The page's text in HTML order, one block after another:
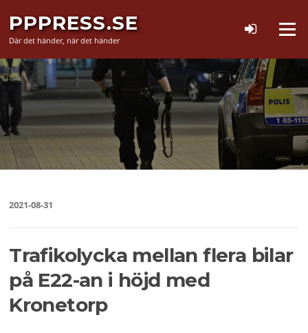
innehåll
PPPRESS.SE
Där det händer, när det händer
Meny
2021-08-31
Trafikolycka mellan flera bilar
på E22-an i höjd med
Kronetorp